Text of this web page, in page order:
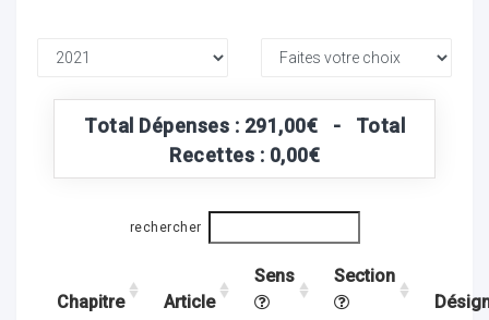
Total Dépenses : 291,00€ - Total
Recettes : 0,00€
rechercher
Chapitre Article
Sens
Section